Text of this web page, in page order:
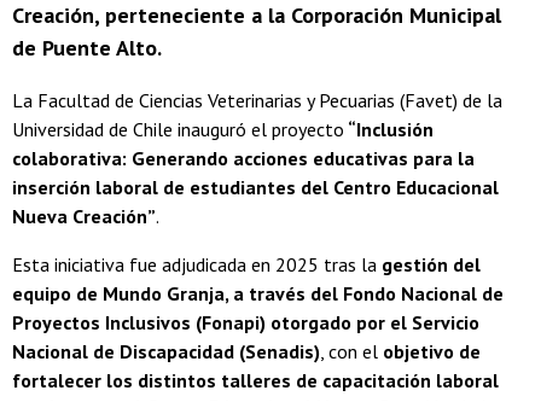
Creación, perteneciente a la Corporación Municipal
de Puente Alto.
La Facultad de Ciencias Veterinarias y Pecuarias (Favet) de la
Universidad de Chile inauguró el proyecto “Inclusión
colaborativa: Generando acciones educativas para la
inserción laboral de estudiantes del Centro Educacional
Nueva Creación”.
Esta iniciativa fue adjudicada en 2025 tras la gestión del
equipo de Mundo Granja, a través del Fondo Nacional de
Proyectos Inclusivos (Fonapi) otorgado por el Servicio
Nacional de Discapacidad (Senadis), con el objetivo de
fortalecer los distintos talleres de capacitación laboral